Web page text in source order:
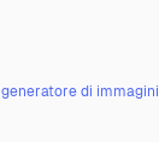
generatore di immagini